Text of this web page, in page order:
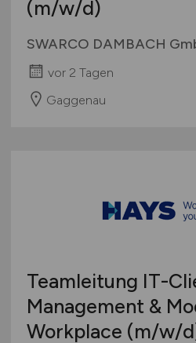
(m/w/d)
SWARCO DAMBACH
vor 2 Tagen
Gaggenau
Teamleitung IT-
Management &
Workplace (m/w/